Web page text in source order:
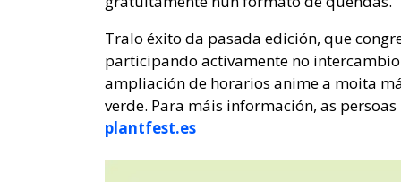
Tralo éxito da pasada edición, que
participando activamente no
ampliación de horarios anime a moita
verde. Para máis información, as
plantfest.es